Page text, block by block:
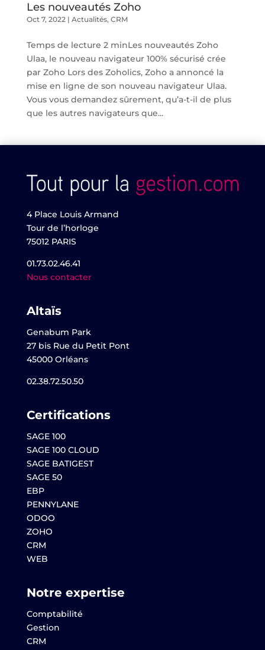
Les nouveautés Zoho
Oct 7, 2022| Actualités, CRM
Temps de lecture 2 minLes nouveautés Zoho
Ulaa, le nouveau navigateur 100% sécurisé crée
par Zoho Lors des Zoholics, Zoho a annoncé la
mise en ligne de son nouveau navigateur Ulaa.
Vous vous demandez sûrement, qu’a-t-il de plus
que les autres navigateurs que...
4 Place Louis Armand
Tour de l’horloge
75012 PARIS
01.73.02.46.41
Nous contacter
Altaïs
Genabum Park
27 bis Rue du Petit Pont
45000 Orléans
02.38.72.50.50
Certifications
SAGE 100
SAGE 100 CLOUD
SAGE BATIGEST
SAGE 50
EBP
PENNYLANE
ODOO
ZOHO
CRM
WEB
Notre expertise
Comptabilité
Gestion
CRM